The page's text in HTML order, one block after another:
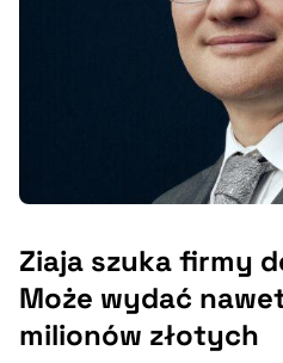
Ziaja szuka firmy
Może wydać
milionów złotych